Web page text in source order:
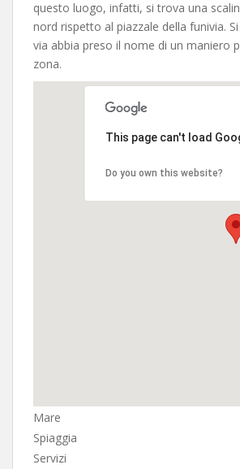
questo luogo, infatti, si trova una
nord rispetto al piazzale della funivia.
via abbia preso il nome di un maniero
zona.
This page can't load
Do you own this website?
Mare
Spiaggia
Servizi